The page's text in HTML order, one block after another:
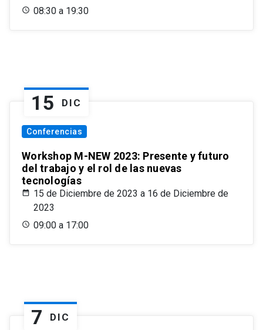
08:30 a 19:30
15 DIC
Conferencias
Workshop M-NEW 2023: Presente y futuro
del trabajo y el rol de las nuevas
tecnologías
15 de Diciembre de 2023 a 16 de Diciembre de
2023
09:00 a 17:00
7 DIC